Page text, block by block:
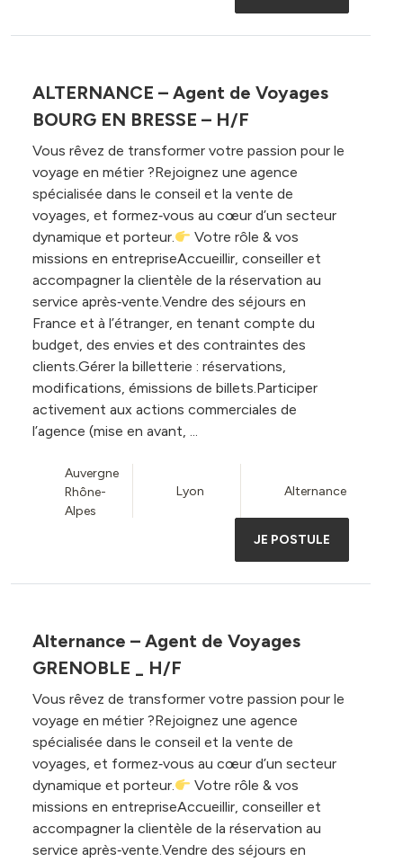
ALTERNANCE – Agent de Voyages
BOURG EN BRESSE – H/F
Vous rêvez de transformer votre passion pour le
voyage en métier ?Rejoignez une agence
spécialisée dans le conseil et la vente de
voyages, et formez‑vous au cœur d’un secteur
dynamique et porteur.
Votre rôle & vos
missions en entrepriseAccueillir, conseiller et
accompagner la clientèle de la réservation au
service après‑vente.Vendre des séjours en
France et à l’étranger, en tenant compte du
budget, des envies et des contraintes des
clients.Gérer la billetterie : réservations,
modifications, émissions de billets.Participer
activement aux actions commerciales de
l’agence (mise en avant, ...
Auvergne
Rhône-
Alpes
Lyon Alternance
JE POSTULE
Alternance – Agent de Voyages
GRENOBLE _ H/F
Vous rêvez de transformer votre passion pour le
voyage en métier ?Rejoignez une agence
spécialisée dans le conseil et la vente de
voyages, et formez‑vous au cœur d’un secteur
dynamique et porteur.
Votre rôle & vos
missions en entrepriseAccueillir, conseiller et
accompagner la clientèle de la réservation au
service après‑vente.Vendre des séjours en